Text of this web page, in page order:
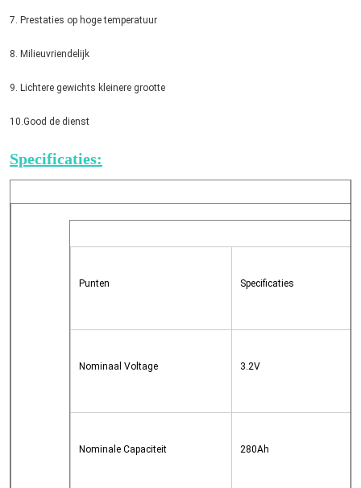
7. Prestaties op hoge temperatuur
8. Milieuvriendelijk
9. Lichtere gewichts kleinere grootte
10.Good de dienst
Specificaties:
Punten Specificaties
Nominaal Voltage 3.2V
Nominale Capaciteit 280Ah